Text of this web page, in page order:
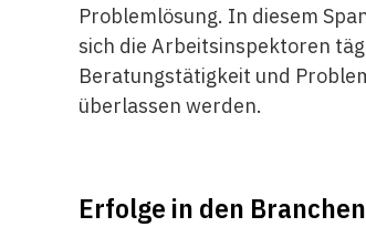
Problemlösung. In diesem
sich die Arbeitsinspektoren
Beratungstätigkeit und
überlassen werden.
Erfolge in den